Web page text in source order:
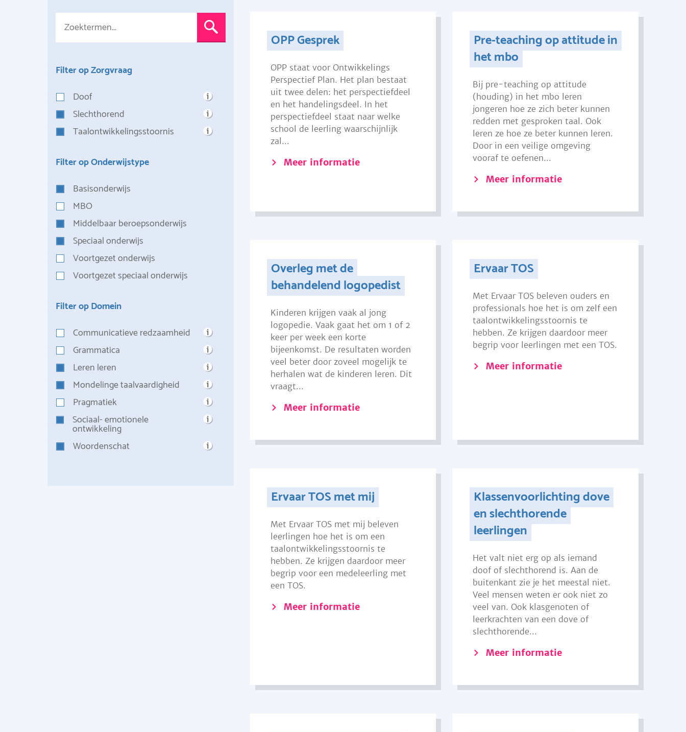
Filter op Zorgvraag
Doof
Slechthorend
Taalontwikkelingsstoornis
Filter op Onderwijstype
Basisonderwijs
MBO
Middelbaar beroepsonderwijs
Speciaal onderwijs
Voortgezet onderwijs
Voortgezet speciaal onderwijs
Filter op Domein
Communicatieve redzaamheid
Grammatica
Leren leren
Mondelinge taalvaardigheid
Pragmatiek
Sociaal- emotionele
ontwikkeling
Woordenschat
OPP Gesprek
OPP staat voor Ontwikkelings
Perspectief Plan. Het plan bestaat
uit twee delen: het perspectiefdeel
en het handelingsdeel. In het
perspectiefdeel staat naar welke
school de leerling waarschijnlijk
zal...
Meer informatie
Pre-teaching op attitude in
het mbo
Bij pre-teaching op attitude
(houding) in het mbo leren
jongeren hoe ze zich beter kunnen
redden met gesproken taal. Ook
leren ze hoe ze beter kunnen leren.
Door in een veilige omgeving
vooraf te oefenen...
Meer informatie
Overleg met de
behandelend logopedist
Kinderen krijgen vaak al jong
logopedie. Vaak gaat het om 1 of 2
keer per week een korte
bijeenkomst. De resultaten worden
veel beter door zoveel mogelijk te
herhalen wat de kinderen leren. Dit
vraagt...
Meer informatie
Ervaar TOS
Met Ervaar TOS beleven ouders en
professionals hoe het is om zelf een
taalontwikkelingsstoornis te
hebben. Ze krijgen daardoor meer
begrip voor leerlingen met een TOS.
Meer informatie
Ervaar TOS met mij
Met Ervaar TOS met mij beleven
leerlingen hoe het is om een
taalontwikkelingsstoornis te
hebben. Ze krijgen daardoor meer
begrip voor een medeleerling met
een TOS.
Meer informatie
Klassenvoorlichting dove
en slechthorende
leerlingen
Het valt niet erg op als iemand
doof of slechthorend is. Aan de
buitenkant zie je het meestal niet.
Veel mensen weten er ook niet zo
veel van. Ook klasgenoten of
leerkrachten van een dove of
slechthorende...
Meer informatie